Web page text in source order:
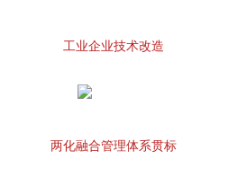
工业企业技术改造
两化融合管理体系贯标